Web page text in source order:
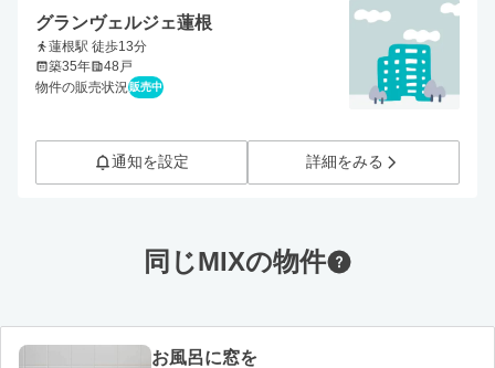
グランヴェルジェ蓮根
蓮根駅 徒歩13分
築35年
48戸
物件の販売状況 販売中
通知を設定 詳細をみる
同じMIXの物件
お風呂に窓を